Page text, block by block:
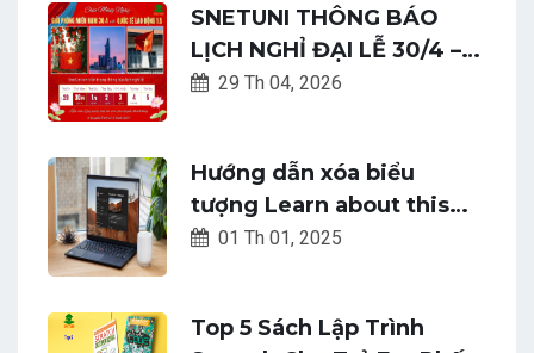
SNETUNI THÔNG BÁO
LỊCH NGHỈ ĐẠI LỄ 30/4 –
1/5/2026
29 Th 04, 2026
Hướng dẫn xóa biểu
tượng Learn about this
picture khi bật hình nền
01 Th 01, 2025
Top 5 Sách Lập Trình